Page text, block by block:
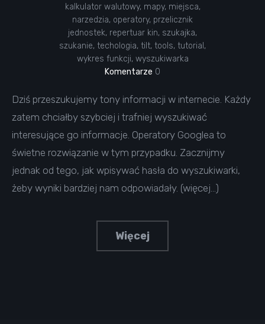
kalkulator walutowy, mapy, miejsca,
narzedzia, operatory, przelicznik
jednostek, repertuar kin, szukajka,
szukanie, techologia, tilt, tools, tutorial ,
wykres funkcji, wyszukiwarka
Komentarze 0
Dziś przeszukujemy tony informacji w internecie. Każdy
zatem chciałby szybciej i trafniej wyszukiwać
interesujące go informacje. Operatory Googlea to
świetne rozwiązanie w tym przypadku. Zacznijmy
jednak od tego, jak wpisywać hasła do wyszukiwarki,
żeby wyniki bardziej nam odpowiadały. (więcej…)
Więcej